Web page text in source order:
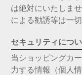
は絶対にいたしま
による勧誘等は一
セキュリティにつ
当ショッピングカ
力する情報（個人